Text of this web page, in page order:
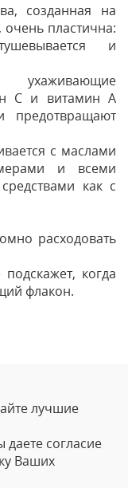
созданная на
очень пластична:
и
ухаживающие
С и витамин А
предотвращают
с маслами
и всеми
как с
расходовать
когда
флакон.
лучшие
даете согласие
Ваших